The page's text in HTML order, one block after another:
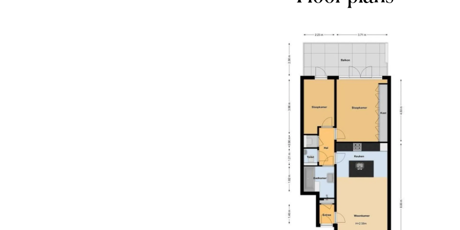
shopping are the Ferdinand Bolstraat, Van Woustraat and the Ceintuurbaan within short
The North/South line around the corner provides ideal accessibility. With this you are
within 5 minutes at Amsterdam Central Station and within a few minutes you are at
Amsterdam South Station. In addition, streetcar (lines 3, 12 and 24) and bus (line 246)
are also around the corner. The A1 and A2 freeways and the A10 ring road can be
The association consists of 6 apartment rights, the service costs are € 107,64 per
month. There is no multi-year maintenance plan (MJOP) available, but the association is
registered with the Chamber of Commerce. At the moment, the property is still largely